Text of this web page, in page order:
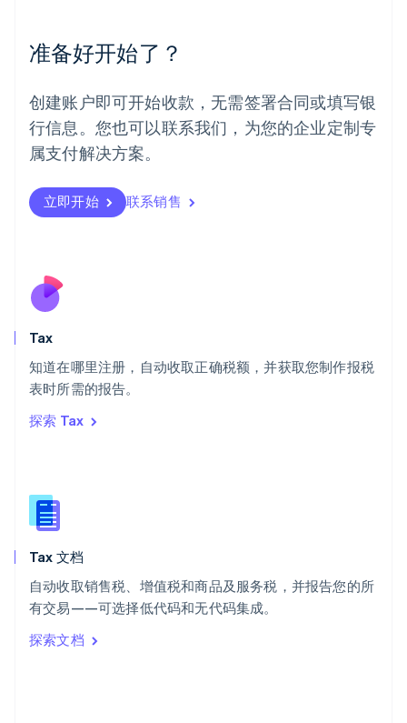
准备好开始了？
创建账户即可开始收款，无需签署合同或填写银
行信息。您也可以联系我们，为您的企业定制专
属支付解决方案。
立即开始 联系销售
Tax
知道在哪里注册，自动收取正确税额，并获取您制作报税
表时所需的报告。
探索 Tax
Tax 文档
自动收取销售税、增值税和商品及服务税，并报告您的所
有交易——可选择低代码和无代码集成。
探索文档
墨西哥
EspañolEnglish
English
葡萄牙
PortuguêsEnglish
日本
瑞典
Svenska English
瑞士
English
斯洛伐克
泰国
ไทยEnglish
English
English
新西兰
匈牙利
意大利
ItalianoEnglish
印度
English